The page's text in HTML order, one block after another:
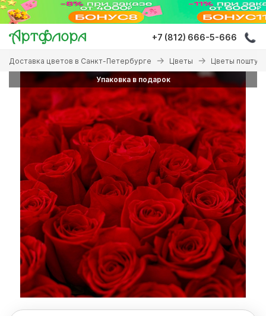
Перейти
основному
содержанию
+7 (812) 666-5-666
Вы
здесь
Доставка цветов в Санкт-Петербурге Цветы Цветы
Упаковка в подарок